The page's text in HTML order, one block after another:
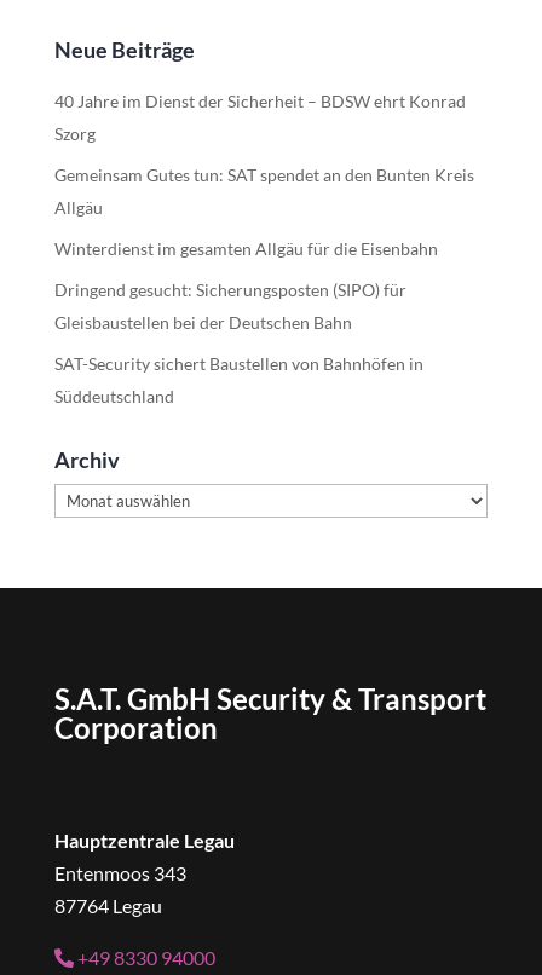
Neue Beiträge
40 Jahre im Dienst der Sicherheit – BDSW ehrt Konrad
Szorg
Gemeinsam Gutes tun: SAT spendet an den Bunten Kreis
Allgäu
Winterdienst im gesamten Allgäu für die Eisenbahn
Dringend gesucht: Sicherungsposten (SIPO) für
Gleisbaustellen bei der Deutschen Bahn
SAT-Security sichert Baustellen von Bahnhöfen in
Süddeutschland
Archiv
Archiv
S.A.T. GmbH Security & Transport
Corporation
Hauptzentrale Legau
Entenmoos 343
87764 Legau
+49 8330 94000